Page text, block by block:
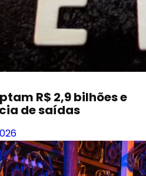
R$ 2,9 bilhões e
de saídas